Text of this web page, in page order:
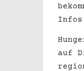
Infos
auf